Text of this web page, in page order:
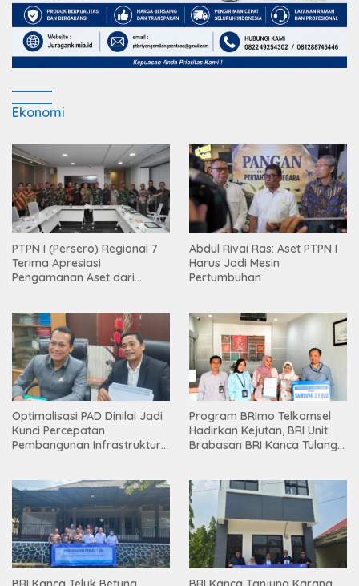
Ekonomi
PTPN I (Persero) Regional 7
Terima Apresiasi
Pengamanan Aset dari
Abdul Rivai Ras: Aset PTPN I
Harus Jadi Mesin
Pertumbuhan
Optimalisasi PAD Dinilai Jadi
Kunci Percepatan
Pembangunan Infrastruktur
Program BRImo Telkomsel
Hadirkan Kejutan, BRI Unit
Brabasan BRI Kanca Tulang
Mesuji